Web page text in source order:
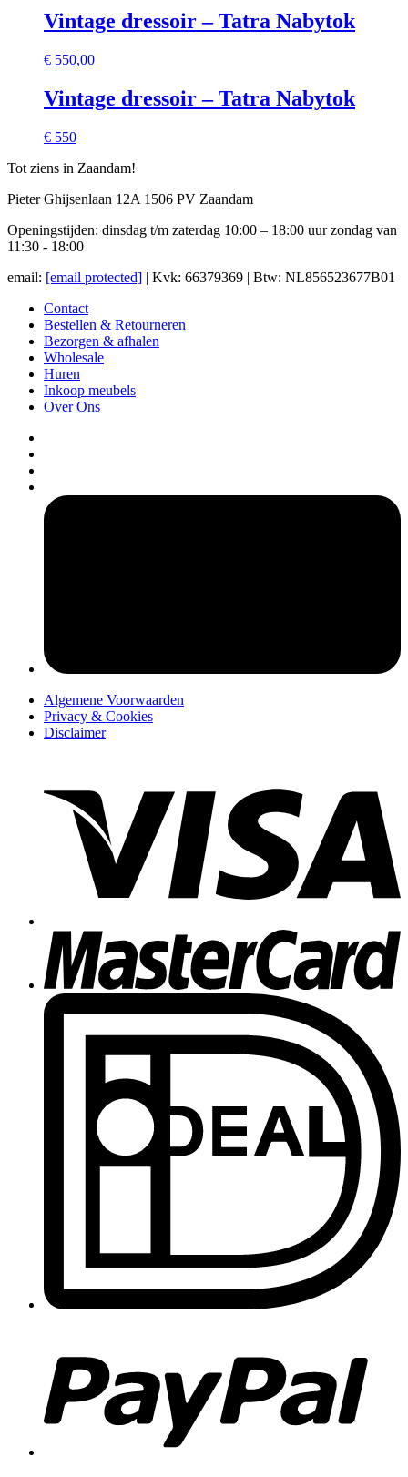
Vintage dressoir – Tatra Nabytok
€ 550,00
Vintage dressoir – Tatra Nabytok
€ 550
Tot ziens in Zaandam!
Pieter Ghijsenlaan 12A 1506 PV Zaandam
Openingstijden: dinsdag t/m zaterdag 10:00 – 18:00 uur zondag van
11:30 - 18:00
email: [email protected] | Kvk: 66379369 | Btw: NL856523677B01
Contact
Bestellen & Retourneren
Bezorgen & afhalen
Wholesale
Huren
Inkoop meubels
Over Ons
Algemene Voorwaarden
Privacy & Cookies
Disclaimer